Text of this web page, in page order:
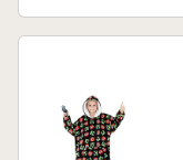
10 Años)